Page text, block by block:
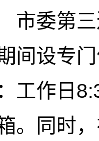
市委第
间设专
：工作日
。同时